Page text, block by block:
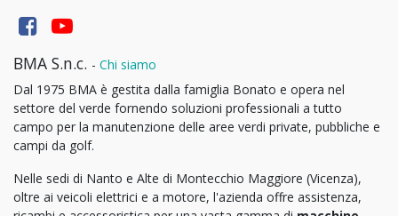
BMA S.n.c. - Chi siamo
Dal 1975 BMA è gestita dalla famiglia Bonato e opera nel
settore del verde fornendo soluzioni professionali a tutto
campo per la manutenzione delle aree verdi private, pubbliche e
campi da golf.
Nelle sedi di Nanto e Alte di Montecchio Maggiore (Vicenza),
oltre ai veicoli elettrici e a motore, l'azienda offre assistenza,